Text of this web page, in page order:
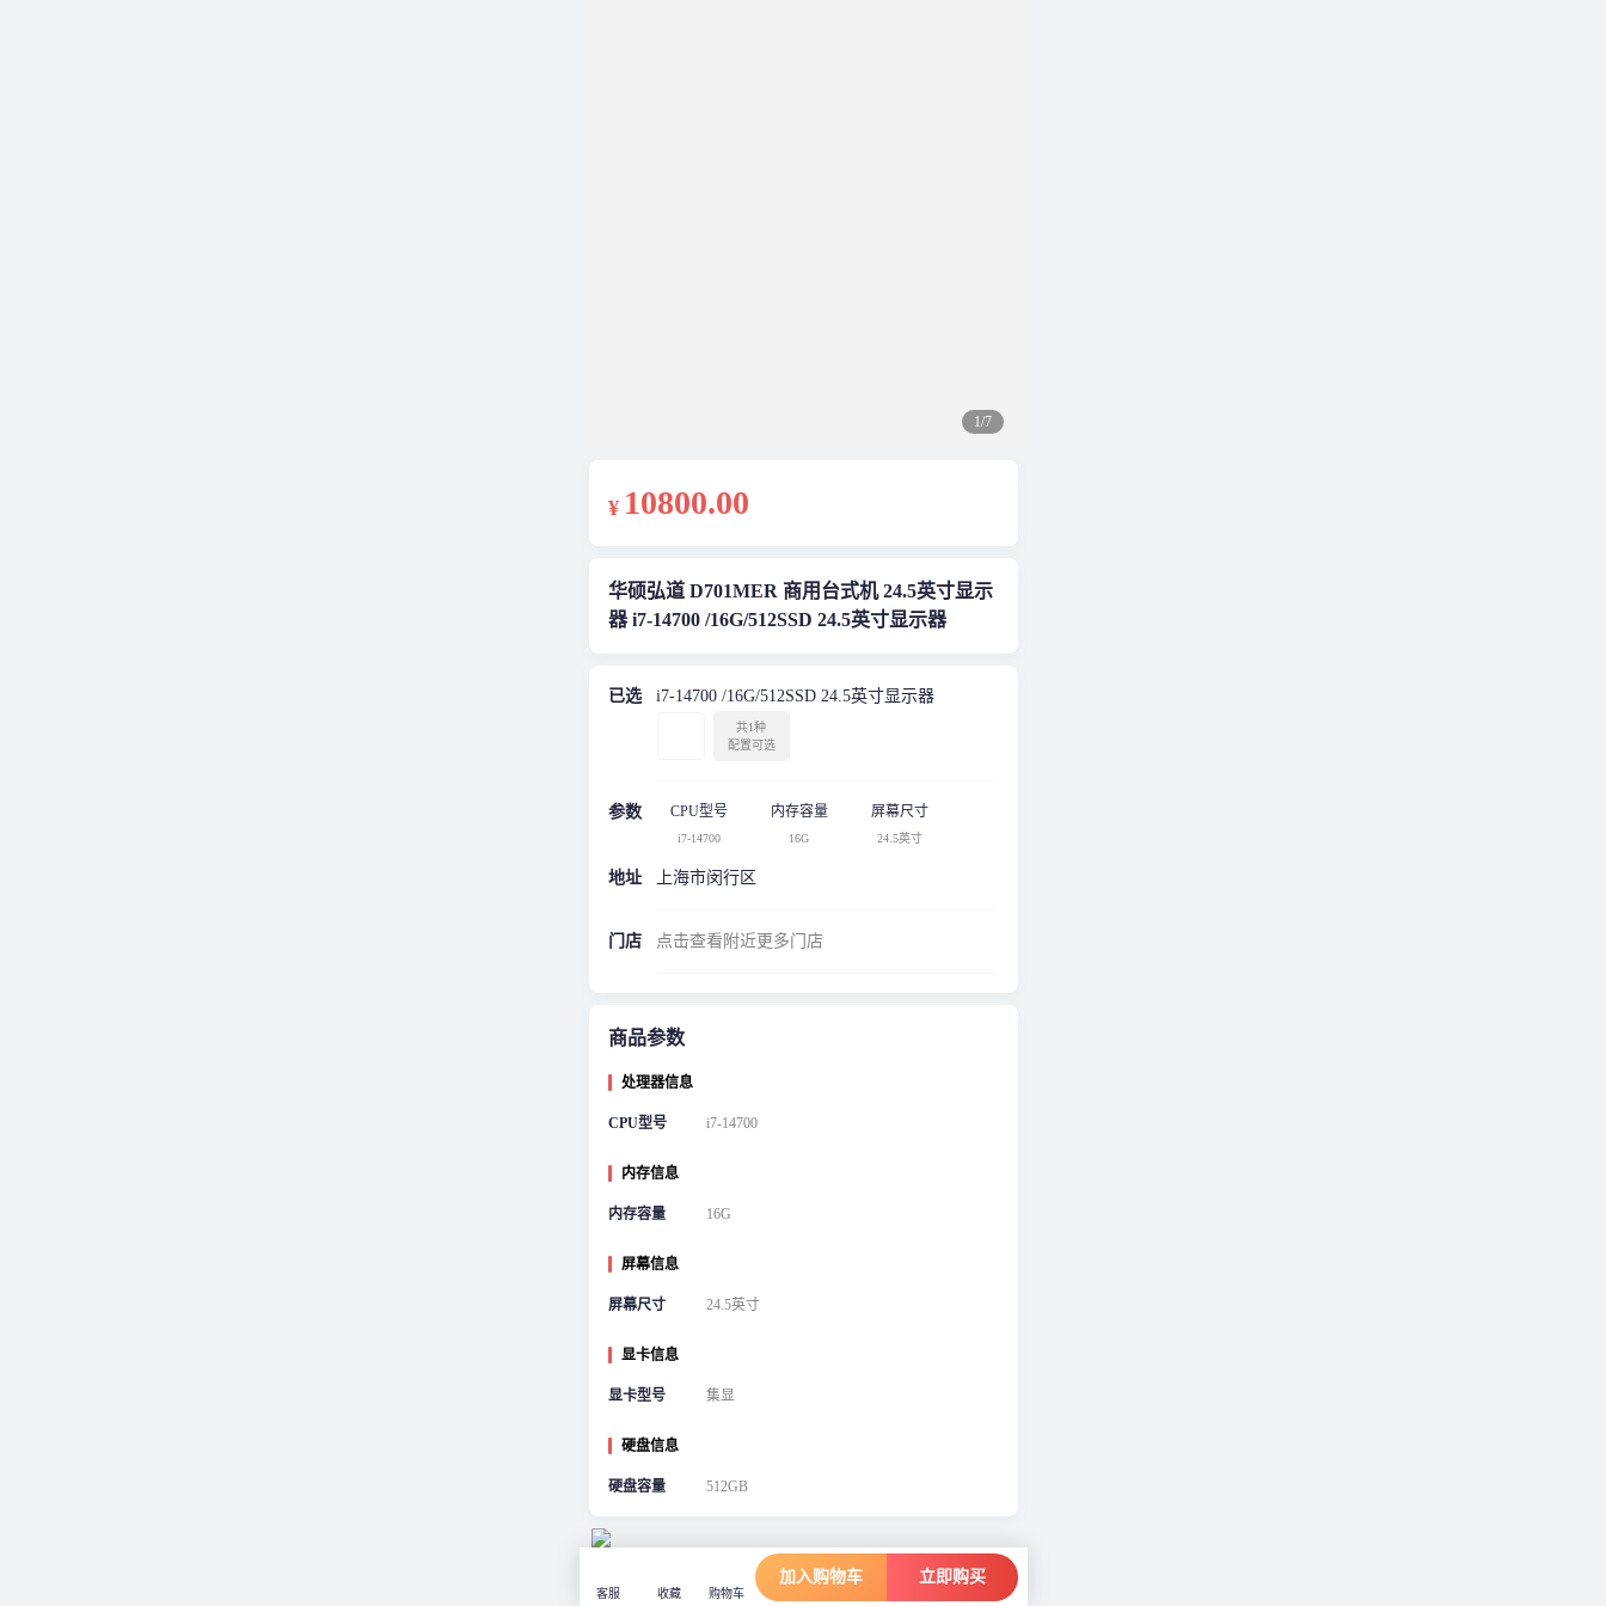
1/7
¥ 10800.00
华硕弘道 D701MER 商用台式机 24.5英寸显示
器 i7-14700 /16G/512SSD 24.5英寸显示器
已选 i7-14700 /16G/512SSD 24.5英寸显示器
共1种
配置可选
参数 CPU型号
i7-14700
内存容量
16G
屏幕尺寸
24.5英寸
地址 上海市闵行区
门店 点击查看附近更多门店
商品参数
处理器信息
CPU型号 i7-14700
内存信息
内存容量 16G
屏幕信息
屏幕尺寸 24.5英寸
显卡信息
显卡型号 集显
硬盘信息
硬盘容量 512GB
客服 收藏 购物车
加入购物车 立即购买